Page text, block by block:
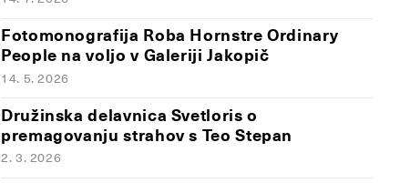
Fotomonografija Roba Hornstre Ordinary
People na voljo v Galeriji Jakopič
14. 5. 2026
Družinska delavnica Svetloris o
premagovanju strahov s Teo Stepan
2. 3. 2026